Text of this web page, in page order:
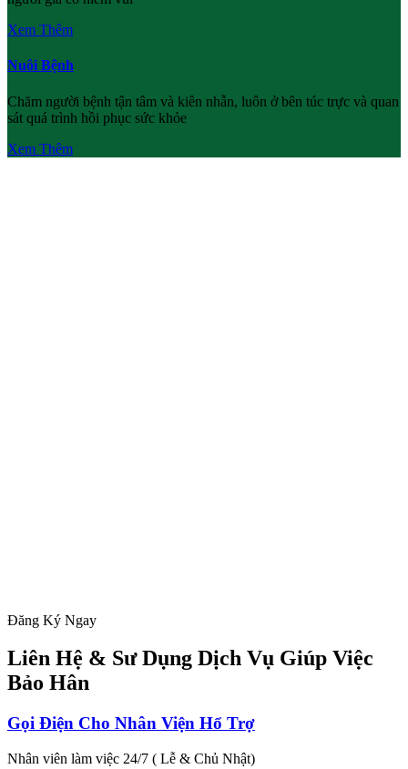
Xem Thêm
Nuôi Bệnh
Chăm người bệnh tận tâm và kiên nhẫn, luôn ở bên túc trực và quan
sát quá trình hồi phục sức khỏe
Xem Thêm
Đăng Ký Ngay
Liên Hệ & Sư Dụng Dịch Vụ Giúp Việc
Bảo Hân
Gọi Điện Cho Nhân Viện Hổ Trợ
Nhân viên làm việc 24/7 ( Lễ & Chủ Nhật)